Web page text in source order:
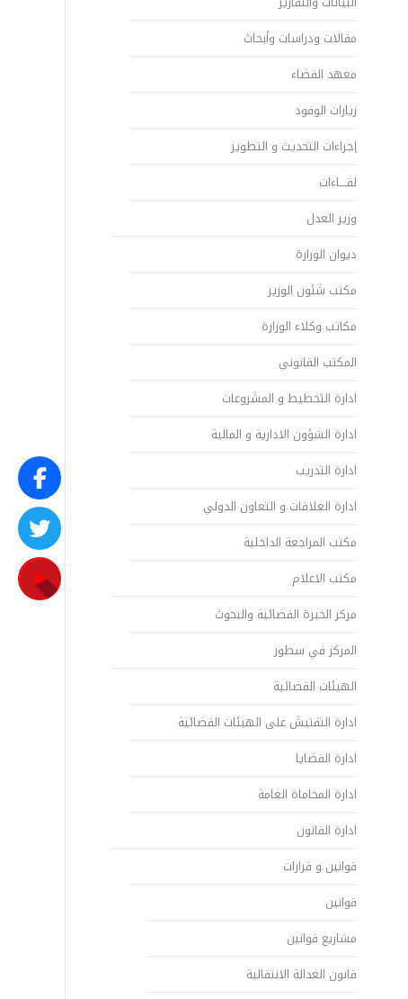
مقالات ودراسات وأبحاث
معهد القضاء
زيارات الوفود
إجراءات التحديث و التطوير
لقــــاءات
وزير العدل
ديوان الوزارة
مكتب شئون الوزير
مكاتب وكلاء الوزارة
المكتب القانوني
ادارة التخطيط و المشروعات
ادارة الشؤون الادارية و المالية
ادارة التدريب
ادارة العلاقات و التعاون الدولي
مكتب المراجعة الداخلية
مكتب الاعلام
مركز الخبرة القضائية والبحوث
المركز في سطور
الهيئات القضائية
ادارة التفتيش على الهيئات القضائية
ادارة القضايا
ادارة المحاماة العامة
ادارة القانون
قوانين و قرارات
قوانين
مشاريع قوانين
قانون العدالة الانتقالية